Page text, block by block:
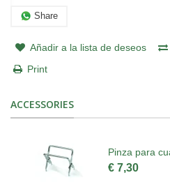
Share
Añadir a la lista de deseos
Print
ACCESSORIES
Pinza para
€ 7,30